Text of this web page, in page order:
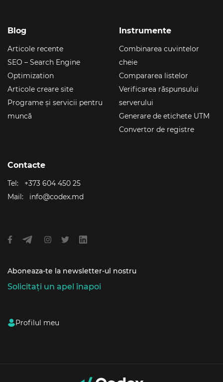
Blog
Articole recente
SEO – Search Engine
Optimization
Articole creare site
Programe și servicii pentru
muncă
Instrumente
Combinarea cuvintelor
cheie
Compararea listelor
Verificarea răspunsului
serverului
Generare de etichete UTM
Convertor de registre
Contacte
Tel: +373 604 450 25
Mail: info@codex.md
Profilul meu
Aboneaza-te la newsletter-ul nostru
Solicitați un apel înapoi